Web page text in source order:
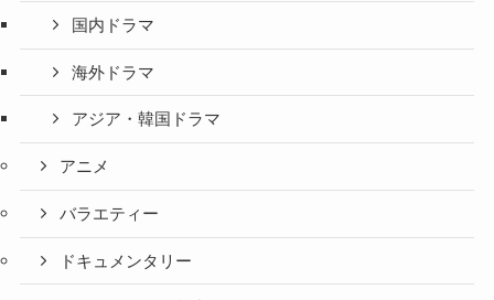
国内ドラマ
海外ドラマ
アジア・韓国ドラマ
アニメ
バラエティー
ドキュメンタリー